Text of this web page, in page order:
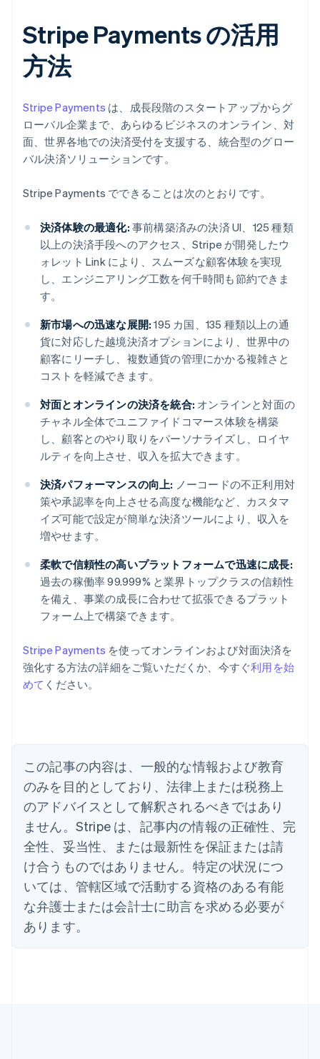
Stripe Payments の活用
方法
Stripe Payments は、成長段階のスタートアップからグ
ローバル企業まで、あらゆるビジネスのオンライン、対
面、世界各地での決済受付を支援する、統合型のグロー
バル決済ソリューションです。
Stripe Payments でできることは次のとおりです。
決済体験の最適化: 事前構築済みの決済 UI、125 種類
以上の決済手段へのアクセス、Stripe が開発したウ
ォレット Link により、スムーズな顧客体験を実現
し、エンジニアリング工数を何千時間も節約できま
す。
新市場への迅速な展開: 195 カ国、135 種類以上の通
貨に対応した越境決済オプションにより、世界中の
顧客にリーチし、複数通貨の管理にかかる複雑さと
コストを軽減できます。
対面とオンラインの決済を統合: オンラインと対面の
チャネル全体でユニファイドコマース体験を構築
し、顧客とのやり取りをパーソナライズし、ロイヤ
ルティを向上させ、収入を拡大できます。
決済パフォーマンスの向上: ノーコードの不正利用対
策や承認率を向上させる高度な機能など、カスタマ
イズ可能で設定が簡単な決済ツールにより、収入を
増やせます。
柔軟で信頼性の高いプラットフォームで迅速に成長:
過去の稼働率 99.999% と業界トップクラスの信頼性
を備え、事業の成長に合わせて拡張できるプラット
フォーム上で構築できます。
Stripe Payments を使ってオンラインおよび対面決済を
強化する方法の詳細をご覧いただくか、今すぐ利用を始
めて ください。
この記事の内容は、一般的な情報および教育
のみを目的としており、法律上または税務上
のアドバイスとして解釈されるべきではあり
ません。Stripe は、記事内の情報の正確性、完
全性、妥当性、または最新性を保証または請
け合うものではありません。特定の状況につ
いては、管轄区域で活動する資格のある有能
な弁護士または会計士に助言を求める必要が
あります。
English
アメリカ
EnglishEspañol
ItalianoEnglish
インド
エストニア
English
オーストラリア
English
オーストリア
DeutschEnglish
オランダ
NederlandsEnglish
カナダ